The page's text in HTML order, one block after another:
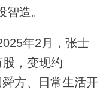
造。
年2月，张士
，变现约
方、日常生活开